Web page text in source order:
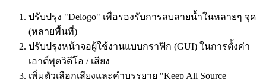
ปรับปรุง "Delogo" เพื่อรองรับการลบลายน้ำในหลายๆ จุด
(หลายพื้นที่)
ปรับปรุงหน้าจอผู้ใช้งานแบบกราฟิก (GUI) ในการตั้งค่า
เอาต์พุตวิดีโอ / เสียง
เพิ่มตัวเลือกเสียงและคำบรรยาย "Keep All Source